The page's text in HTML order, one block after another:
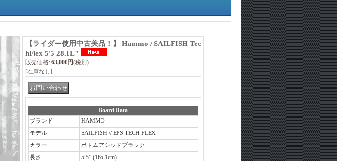
【ライダー使用中古美品！】 Hammo / SAILFISH Tec
hFlex 5'5 28.1L"
販売価格: 63,000円(税別)
[在庫なし]
Board Data
ブランド
HAMMO
モデル
SAILFISH // EPS TECH FLEX
カラー
ボトムアシッドブラック
長さ
5’5” (165.1cm)